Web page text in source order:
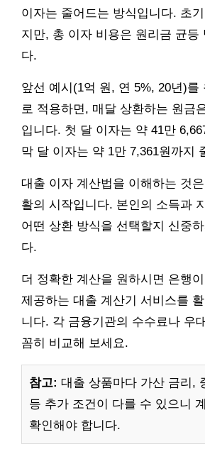
이자는 줄어드는 방식입니다. 초
지만, 총 이자 비용은 원리금 균등
다.
앞선 예시(1억 원, 연 5%, 20년)를
로 적용하면, 매달 상환하는 원금
입니다. 첫 달 이자는 약 41만
막 달 이자는 약 1만 7,361원까지
대출 이자 계산법을 이해하는 것
활의 시작입니다. 본인의 소득과
어떤 상환 방식을 선택할지 신중
다.
더 정확한 계산을 원하시면 은행
제공하는 대출 계산기 서비스를
니다. 각 금융기관의 수수료나 우
꼼히 비교해 보세요.
참고: 대출 상품마다 가산 금리,
등 추가 조건이 다를 수 있으니
확인해야 합니다.